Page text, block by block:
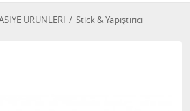
ÜRÜNLERİ Stick & Yapıştırıcı